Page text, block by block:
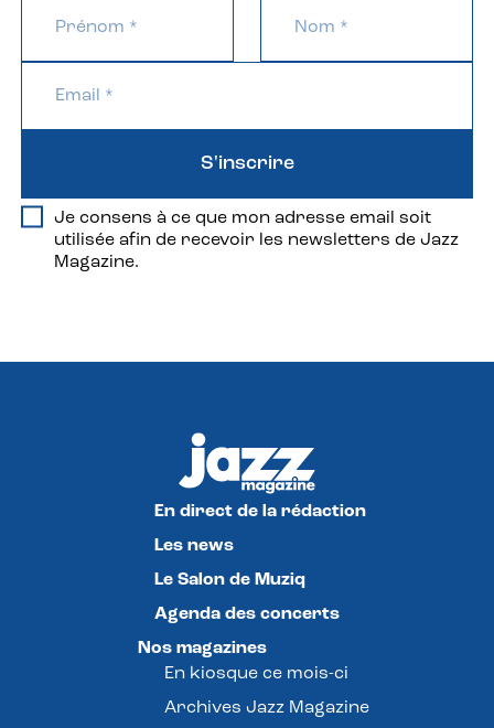
Je consens à ce que mon adresse email soit
utilisée afin de recevoir les newsletters de Jazz
Magazine.
S'inscrire
En direct de la rédaction
Les news
Le Salon de Muziq
Agenda des concerts
Nos magazines
En kiosque ce mois-ci
Archives Jazz Magazine